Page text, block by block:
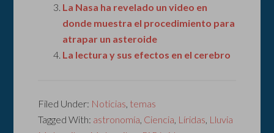
La Nasa ha revelado un video en
donde muestra el procedimiento para
atrapar un asteroide
La lectura y sus efectos en el cerebro
Filed Under: Noticias, temas
Tagged With: astronomía, Ciencia, Líridas, Lluvia